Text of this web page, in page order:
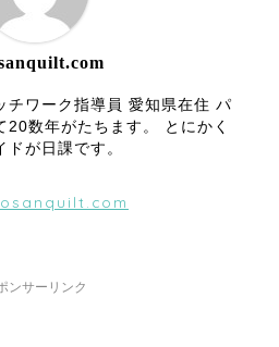
チワーク指導員 愛知県在住 パ
20数年がたちます。 とにかく
が日課です。
ンサーリンク